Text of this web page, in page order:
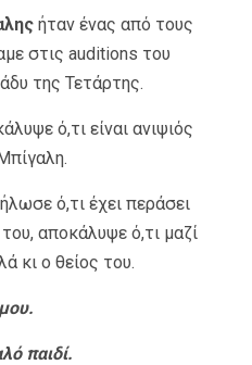
ήταν ένας από τους
στις auditions του
της Τετάρτης.
ό,τι είναι ανιψιός
ό,τι έχει περάσει
αποκάλυψε ό,τι μαζί
κι ο θείος του.
παιδί.